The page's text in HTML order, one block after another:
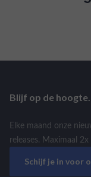
Blijf op de hoogte.
Elke maand onze
releases. Maximaal
Schijf je in voor